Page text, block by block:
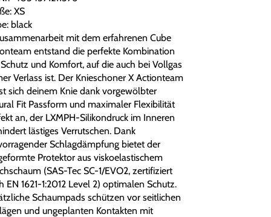
XS
black
mit dem erfahrenen Cube
entstand die perfekte Kombination
und Komfort, auf die auch bei Vollgas
Verlass ist. Der Knieschoner X Actionteam
sich deinem Knie dank vorgewölbter
Fit Passform und maximaler Flexibilität
an, der LXMPH-Silikondruck im Inneren
lästiges Verrutschen. Dank
Schlagdämpfung bietet der
Protektor aus viskoelastischem
(SAS-Tec SC-1/EVO2, zertifiziert
EN 1621-1:2012 Level 2) optimalen Schutz.
Schaumpads schützen vor seitlichen
und ungeplanten Kontakten mit